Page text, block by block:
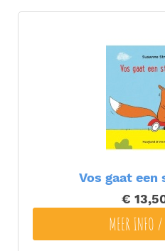
Vos gaat
€
MEER INFO /